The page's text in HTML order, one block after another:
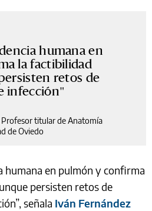
humana en
la factibilidad
retos de
infección
Profesor titular de Anatomía
de Oviedo
humana en pulmón y confirma
persisten retos de
señala Iván Fernández